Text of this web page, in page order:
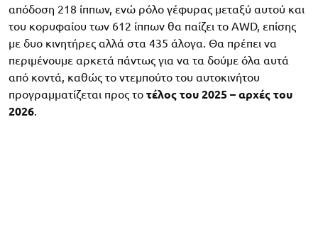
απόδοση 218 ίππων, ενώ ρόλο γέφυρας μεταξύ αυτού και
του κορυφαίου των 612 ίππων θα παίζει το AWD, επίσης
με δυο κινητήρες αλλά στα 435 άλογα. Θα πρέπει να
περιμένουμε αρκετά πάντως για να τα δούμε όλα αυτά
από κοντά, καθώς το ντεμπούτο του αυτοκινήτου
προγραμματίζεται προς το τέλος του 2025 – αρχές του
2026.